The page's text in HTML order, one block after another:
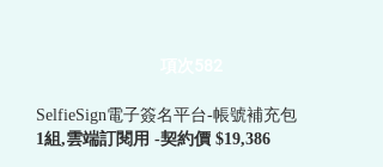
SelfieSign電子簽名平台-帳號補充包
1組,雲端訂閱用 -契約價 $19,386